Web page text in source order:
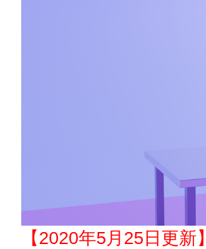
【2020年5月25日更新】